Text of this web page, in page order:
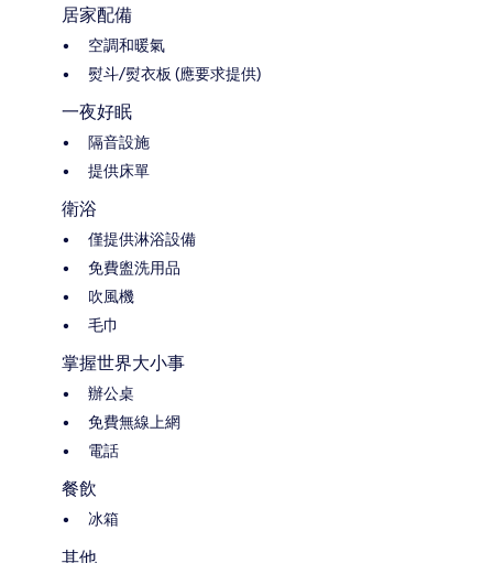
居家配備
空調和暖氣
熨斗/熨衣板 (應要求提供)
一夜好眠
隔音設施
提供床單
衛浴
僅提供淋浴設備
免費盥洗用品
吹風機
毛巾
掌握世界大小事
辦公桌
免費無線上網
電話
餐飲
冰箱
其他